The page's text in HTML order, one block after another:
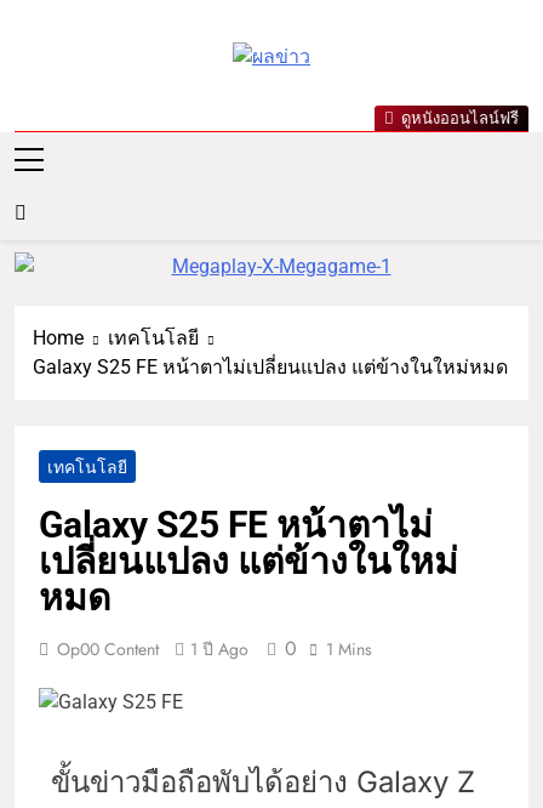
ผลข่าว.com
เกาะกระแสดารา ข่าวกีฬารอบ
ดูหนังออนไลน์ฟรี
Home
เทคโนโลยี
Galaxy S25 FE หน้าตาไม่เปลี่ยนแปลง แต่ข้างในใหม่หมด
เทคโนโลยี
Galaxy S25 FE หน้าตาไม่
เปลี่ยนแปลง แต่ข้างในใหม่
หมด
Op00 Content 1 ปี Ago 0 1 Mins
ขั้นข่าวมือถือพับได้อย่าง Galaxy Z